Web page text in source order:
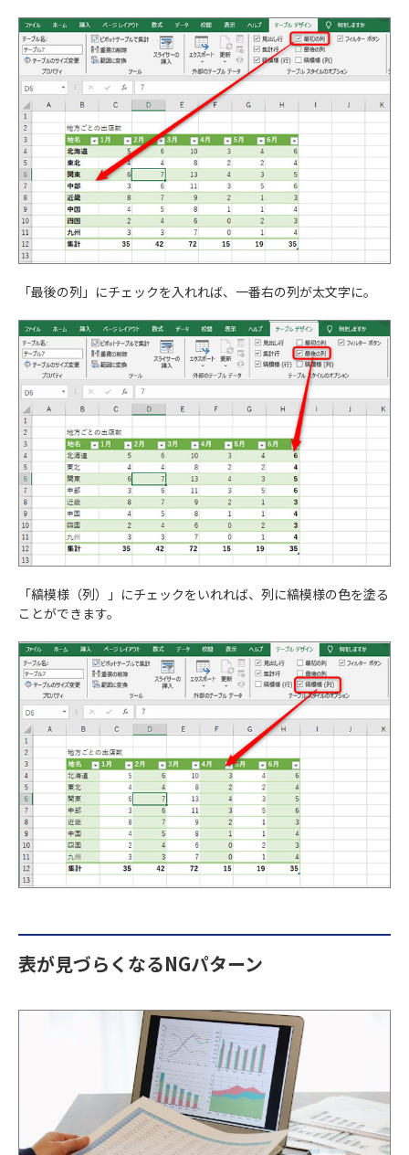
「最後の列」にチェックを入れれば、一番右の列が太文字に。
「縞模様（列）」にチェックをいれれば、列に縞模様の色を塗る
ことができます。
表が見づらくなるNGパターン